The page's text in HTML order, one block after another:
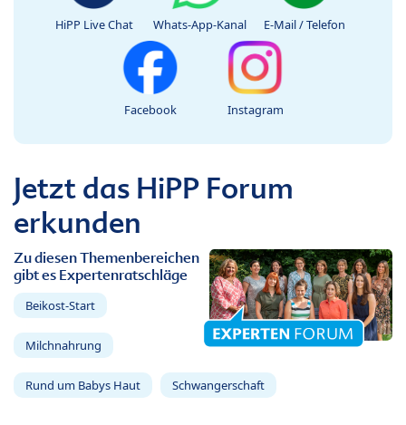
HiPP Live Chat Whats-App-Kanal E-Mail / Telefon
Facebook Instagram
Jetzt das HiPP Forum
erkunden
Zu diesen Themenbereichen
gibt es Expertenratschläge
Beikost-Start
Milchnahrung
Rund um Babys Haut Schwangerschaft